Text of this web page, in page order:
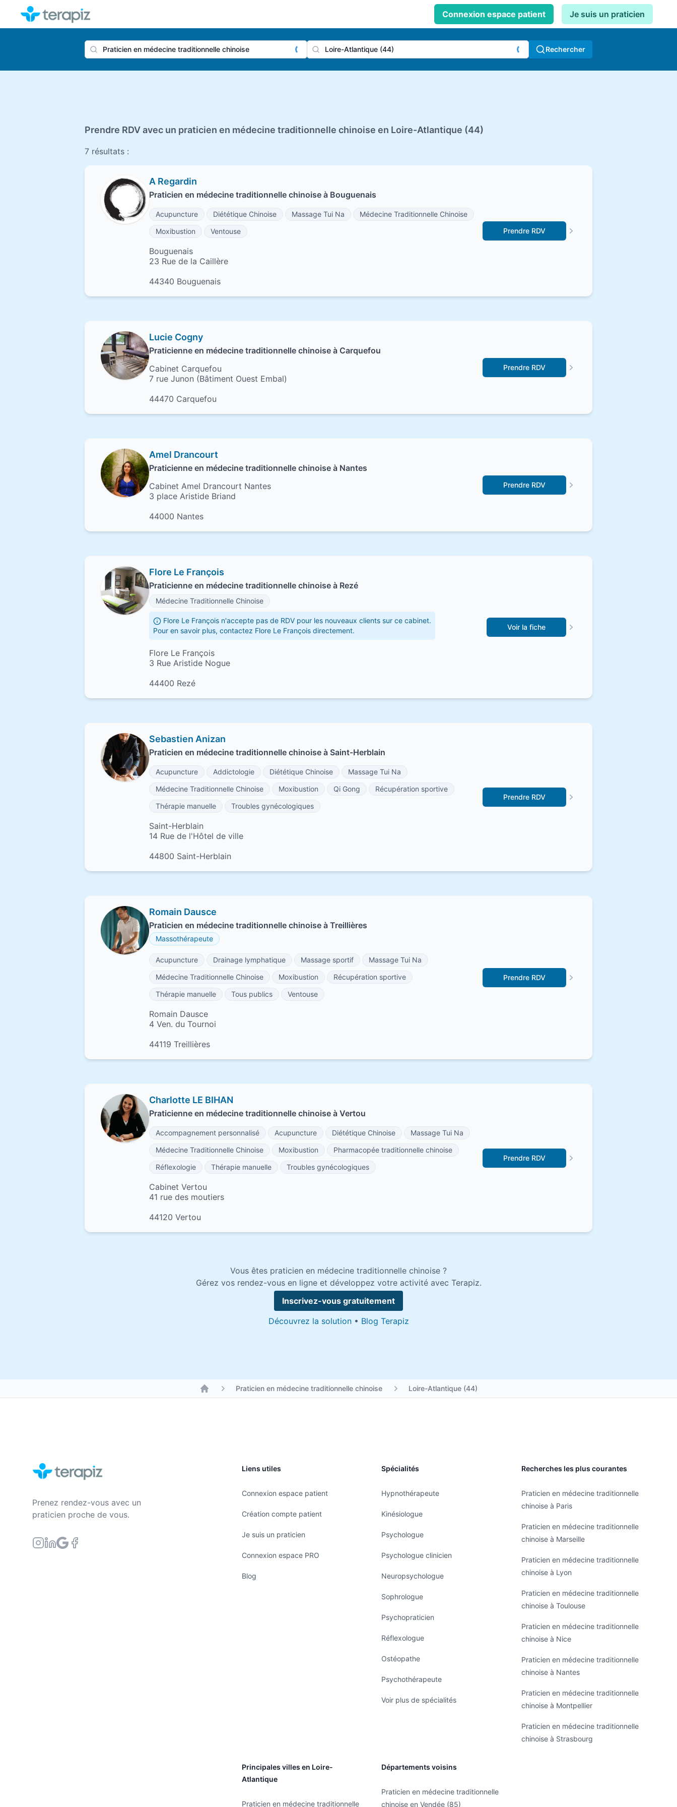
Connexion espace patient Je suis un praticien
Nom du praticien, profession Rechercher
Prendre RDV avec un praticien en médecine traditionnelle chinoise en Loire-Atlantique (44)
7 résultats :
A Regardin
Praticien en médecine traditionnelle chinoise à Bouguenais
Acupuncture Diététique Chinoise Massage Tui Na
Médecine Traditionnelle Chinoise
Moxibustion
Ventouse
Bouguenais
23 Rue de la Caillère
44340 Bouguenais
Prendre RDV
Lucie Cogny
Praticienne en médecine traditionnelle chinoise à Carquefou
Cabinet Carquefou
7 rue Junon (Bâtiment Ouest Embal)
44470 Carquefou
Prendre RDV
Amel Drancourt
Praticienne en médecine traditionnelle chinoise à Nantes
Cabinet Amel Drancourt Nantes
3 place Aristide Briand
44000 Nantes
Prendre RDV
Flore Le François
Praticienne en médecine traditionnelle chinoise à Rezé
Médecine Traditionnelle Chinoise
Flore Le François n'accepte pas de RDV pour les nouveaux clients sur ce cabinet.
Pour en savoir plus, contactez Flore Le François directement.
Flore Le François
3 Rue Aristide Nogue
44400 Rezé
Voir la fiche
Sebastien Anizan
Praticien en médecine traditionnelle chinoise à Saint-Herblain
Acupuncture Addictologie Diététique Chinoise
Massage Tui Na
Médecine Traditionnelle Chinoise
Moxibustion Qi Gong
Récupération sportive
Thérapie manuelle
Troubles gynécologiques
Saint-Herblain
14 Rue de l'Hôtel de ville
44800 Saint-Herblain
Prendre RDV
Romain Dausce
Praticien en médecine traditionnelle chinoise à Treillières
Massothérapeute
Acupuncture Drainage lymphatique Massage sportif
Massage Tui Na
Médecine Traditionnelle Chinoise
Moxibustion
Récupération sportive
Thérapie manuelle
Tous publics Ventouse
Romain Dausce
4 Ven. du Tournoi
44119 Treillières
Prendre RDV
Charlotte LE BIHAN
Praticienne en médecine traditionnelle chinoise à Vertou
Accompagnement personnalisé Acupuncture Diététique Chinoise
Massage Tui Na
Médecine Traditionnelle Chinoise
Moxibustion
Pharmacopée traditionnelle chinoise
Réflexologie
Thérapie manuelle Troubles gynécologiques
Cabinet Vertou
41 rue des moutiers
44120 Vertou
Prendre RDV
Vous êtes praticien en médecine traditionnelle chinoise ?
Gérez vos rendez-vous en ligne et développez votre activité avec Terapiz.
Inscrivez-vous gratuitement
Découvrez la solution• Blog Terapiz
Praticien en médecine traditionnelle chinoise Loire-Atlantique (44)
Prenez rendez-vous avec un
praticien proche de vous.
Liens utiles
Connexion espace patient
Création compte patient
Je suis un praticien
Connexion espace PRO
Blog
Spécialités
Hypnothérapeute
Kinésiologue
Psychologue
Psychologue clinicien
Neuropsychologue
Sophrologue
Psychopraticien
Réflexologue
Ostéopathe
Psychothérapeute
Voir plus de spécialités
Recherches les plus courantes
Praticien en médecine traditionnelle
chinoise à Paris
Praticien en médecine traditionnelle
chinoise à Marseille
Praticien en médecine traditionnelle
chinoise à Lyon
Praticien en médecine traditionnelle
chinoise à Toulouse
Praticien en médecine traditionnelle
chinoise à Nice
Praticien en médecine traditionnelle
chinoise à Nantes
Praticien en médecine traditionnelle
chinoise à Montpellier
Praticien en médecine traditionnelle
chinoise à Strasbourg
Principales villes en Loire-
Atlantique
Praticien en médecine traditionnelle
Départements voisins
Praticien en médecine traditionnelle
chinoise en Vendée (85)